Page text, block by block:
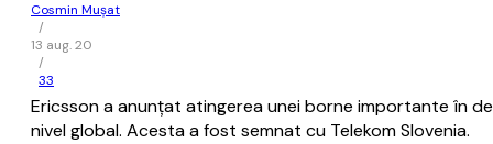
Cosmin Mușat
/
13 aug. 20
/
33
Ericsson a anunţat atingerea unei borne importante în
nivel global. Acesta a fost semnat cu Telekom Slovenia.